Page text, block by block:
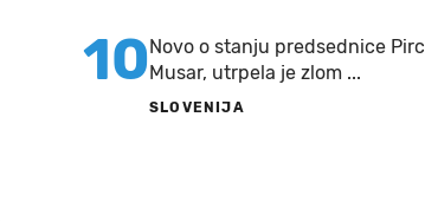
10Novo o stanju predsednice Pirc
Musar, utrpela je zlom ...
SLOVENIJA